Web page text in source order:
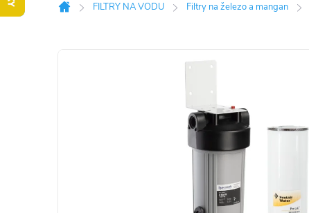
Domů
FILTRY NA VODU Filtry na železo a mangan